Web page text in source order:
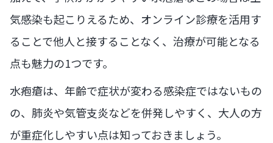
気感染も起こりえるため、オンライン診療を活用す
ることで他人と接することなく、治療が可能となる
点も魅力の1つです。
水疱瘡は、年齢で症状が変わる感染症ではないもの
の、肺炎や気管支炎などを併発しやすく、大人の方
が重症化しやすい点は知っておきましょう。